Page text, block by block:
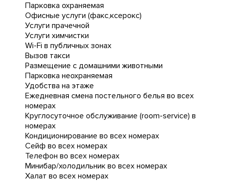
Парковка охраняемая
Офисные услуги (факс,ксерокс)
Услуги прачечной
Услуги химчистки
Wi-Fi в публичных зонах
Вызов такси
Размещение с домашними животными
Парковка неохраняемая
Удобства на этаже
Ежедневная cмена постельного белья во всех
номерах
Круглосуточное обслуживание (room-service) в
номерах
Кондиционирование во всех номерах
Сейф во всех номерах
Телефон во всех номерах
Минибар/холодильник во всех номерах
Халат во всех номерах